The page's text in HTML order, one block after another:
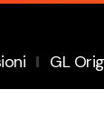
GL